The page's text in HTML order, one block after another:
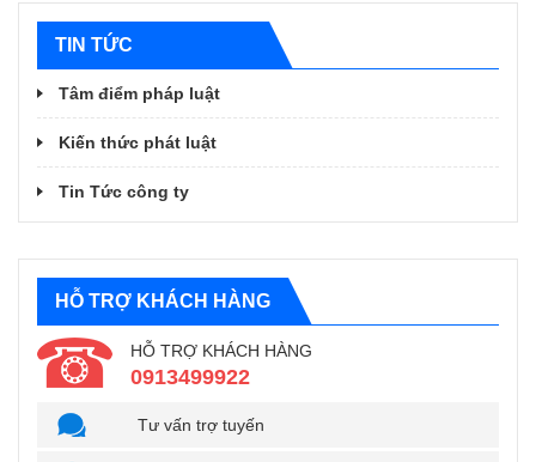
TIN TỨC
Tâm điểm pháp luật
Kiến thức phát luật
Tin Tức công ty
HỖ TRỢ KHÁCH HÀNG
HỖ TRỢ KHÁCH HÀNG
0913499922
Tư vấn trợ tuyến